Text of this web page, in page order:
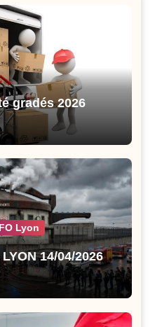
gradés 2026
Lyon
14/04/2026